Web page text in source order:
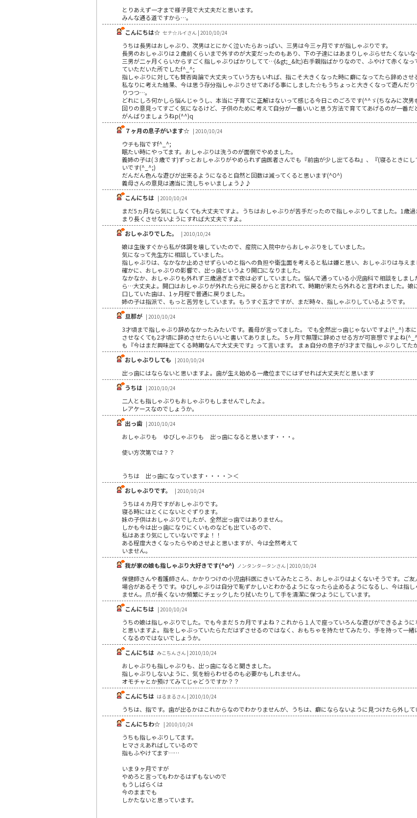
とりあえず一才まで様子見で大丈夫だと思います。
みんな通る道ですから…。
こんにちは☆ セナ☆ルイさん | 2010/10/24
うちは長男はおしゃぶり、次男はとにかく泣いたらおっぱい、三男は今三ヶ月ですが指しゃぶりです。
長男のおしゃぶりは２歳前くらいまで外すのが大変だったのもあり、下の子達にはあまりしゃぶらせたくない
三男が二ヶ月くらいからすごく指しゃぶりばかりしてて…(&gt;_&lt;)右手親指ばかりなので、ふやけて赤くな
ていただいた所でしたf^_^;
指しゃぶりに対しても賛否両論で大丈夫っていう方もいれば、指こそ大きくなった時に癖になってたら辞めさせ
私なりに考えた結果、今は思う存分指しゃぶりさせてあげる事にしました☆もうちょっと大きくなって遊んだ
りつつ…。
どれにしろ何かしら悩んじゃうし、本当に子育てに正解はないって感じる今日このごろです(^^ゞ(ちなみに次
回りの意見ってすごく気になるけど、子供のために考えて自分が一番いいと思う方法で育ててあげるのが一番
がんばりましょうねp(^^)q
７ヶ月の息子がいます☆ | 2010/10/24
ウチも指ですf^_^;
眠たい時にやってます。おしゃぶりは洗うのが面倒でやめました。
義姉の子は(３歳です)ずっとおしゃぶりがやめられず歯医者さんでも『前歯が少し出てるね』、『(寝るときに
いです(^_^;)
だんだん色んな遊びが出来るようになると自然と回数は減ってくると思います(^O^)
義母さんの意見は適当に流しちゃいましょう♪♪
こんにちは | 2010/10/24
まだ5ヵ月なら気にしなくても大丈夫ですよ。うちはおしゃぶりが苦手だったので指しゃぶりしてました。1歳
まり長くさせないようにすれば大丈夫ですよ。
おしゃぶりでした。
| 2010/10/24
娘は生後すぐから私が体調を壊していたので、産院に入院中からおしゃぶりをしていました。
気になって先生方に相談していました。
指しゃぶりは、なかなか止めさせずらいのと指への負担や衛生面を考えると私は嫌と思い、おしゃぶりは与えま
確かに、おしゃぶりの影響で、出っ歯というより開口になりました。
なかなか、おしゃぶりも外れず三歳過ぎまで夜は必ずしていました。悩んで通っている小児歯科で相談をしま
ら…大丈夫よ。開口はおしゃぶりが外れたら元に戻るからと言われて、時期が来たら外れると言われました。
口していた歯は、1ヶ月程で普通に戻りました。
姉の子は指派で、もっと苦労をしています。もうすぐ五才ですが、まだ時々、指しゃぶりしているようです。
旦那が | 2010/10/24
3才頃まで指しゃぶり辞めなかったみたいです。義母が言ってました。 でも全然出っ歯じゃないですよ(^_^) 本
させなくても2才頃に辞めさせたらいいと書いてありました。 5ヶ月で無理に辞めさせる方が可哀想ですよね
も『今はまだ興味出てくる時期なんで大丈夫です』って言います。 まぁ自分の息子が3才まで指しゃぶりして
おしゃぶりしても | 2010/10/24
出っ歯にはならないと思いますよ。歯が生え始める一歳位までにはずせれば大丈夫だと思います
うちは | 2010/10/24
二人とも指しゃぶりもおしゃぶりもしませんでしたよ。
レアケースなのでしょうか。
出っ歯 | 2010/10/24
おしゃぶりも ゆびしゃぶりも 出っ歯になると思います・・・。
使い方次第では？？
うちは 出っ歯になっています・・・・＞＜
おしゃぶりです。
| 2010/10/24
うちは４カ月ですがおしゃぶりです。
寝る時にはとくにないとぐずります。
妹の子供はおしゃぶりでしたが、全然出っ歯ではありません。
しかも今は出っ歯になりにくいものなども出ているので、
私はあまり気にしていないですよ！！
ある程度大きくなったらやめさせよと思いますが、今は全然考えて
いません。
我が家の娘も指しゃぶり大好きです(^o^) ノンタンタータンさん | 2010/10/24
保健師さんや看護師さん、かかりつけの小児歯科医にきいてみたところ、おしゃぶりはよくないそうです。ご
場合があるそうです。ゆびしゃぶりは自分で恥ずかしいとわかるようになったら止めるようになるし、今は指
ません。爪が長くないか頻繁にチェックしたり拭いたりして手を清潔に保つようにしています。
こんにちは | 2010/10/24
うちの娘は指しゃぶりでした。でも今まだ５カ月ですよね？これから１人で座っていろんな遊びができるよう
と思いますよ。指をしゃぶっていたらただはずさせるのではなく、おもちゃを持たせてみたり、手を持って一
くなるのではないでしょうか。
こんにちは みこちんさん | 2010/10/24
おしゃぶりも指しゃぶりも、出っ歯になると聞きました。
指しゃぶりしないように、気を紛らわせるのも必要かもしれません。
オモチャとか預けてみてじゃどうですか？？
こんにちは はるまるさん | 2010/10/24
うちは、指です。歯が出るかはこれからなのでわかりませんが、うちは、癖にならないように見つけたら外して
こんにちわ☆ | 2010/10/24
うちも指しゃぶりしてます。
ヒマさえあればしているので
指もふやけてます……
いま９ヶ月ですが
やめろと言ってもわかるはずもないので
もうしばらくは
今のままでも
しかたないと思っています。